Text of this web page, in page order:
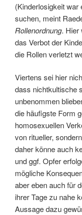
(Kinderlosigkeit
suchen, meint
Rollenordnung. Hier
das Verbot der
die Rollen verletzt
Viertens sei hier
dass nichtkultische
unbenommen
die häufigste Form
homosexuellen
von ritueller,
daher könne auch
und ggf. Opfer
mögliche
aber eben auch für
ihrer Tage zu nahe
Aussage dazu